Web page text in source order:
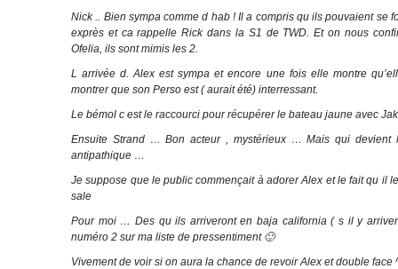
Nick .. Bien sympa comme d hab ! Il a compris qu ils pouvaient se
exprès et ca rappelle Rick dans la S1 de TWD. Et on nous
Ofelia, ils sont mimis les 2.
L arrivée d. Alex est sympa et encore une fois elle montre
montrer que son Perso est ( aurait été) interressant.
Le bémol c est le raccourci pour récupérer le bateau jaune avec
Ensuite Strand … Bon acteur , mystérieux … Mais qui devient
antipathique …
Je suppose que le public commençait à adorer Alex et le fait qu il
sale
Pour moi … Des qu ils arriveront en baja california ( s il y
numéro 2 sur ma liste de pressentiment 🙂
Vivement de voir si on aura la chance de revoir Alex et double face